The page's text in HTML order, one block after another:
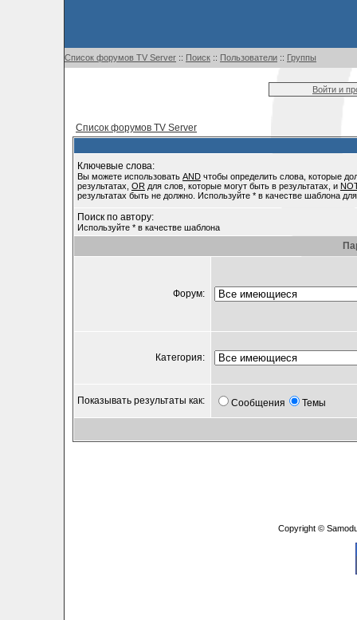
Список форумов TV Server :: Поиск :: Пользователи :: Группы
Войти и
Список форумов TV Server
Ключевые слова:
Вы можете использовать AND чтобы определить слова, которые
результатах, OR для слов, которые могут быть в результатах, и
результатах быть не должно. Используйте * в качестве шаблона
Поиск по автору:
Используйте * в качестве шаблона
Форум:
Категория:
Показывать результаты как: Сообщения Темы
Copyright ©